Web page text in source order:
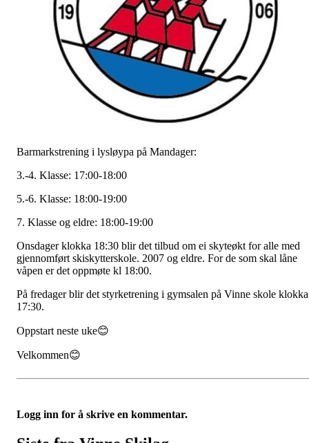
Barmarkstrening i lysløypa på Mandager:
3.-4. Klasse: 17:00-18:00
5.-6. Klasse: 18:00-19:00
7. Klasse og eldre: 18:00-19:00
Onsdager klokka 18:30 blir det tilbud om ei skyteøkt for alle med
gjennomført skiskytterskole. 2007 og eldre. For de som skal låne
våpen er det oppmøte kl 18:00.
På fredager blir det styrketrening i gymsalen på Vinne skole klokka
17:30.
Oppstart neste uke😊
Velkommen😊
Logg inn for å skrive en kommentar.